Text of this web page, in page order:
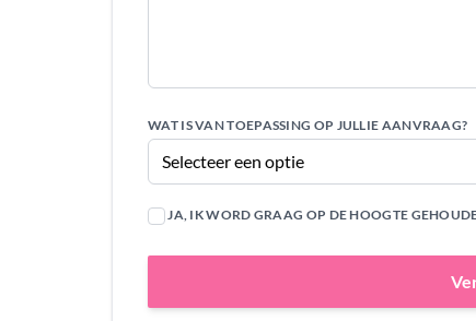
WAT IS VAN TOEPASSING OP JULLIE AANVRAAG?
JA, IK WORD GRAAG OP DE HOOGTE